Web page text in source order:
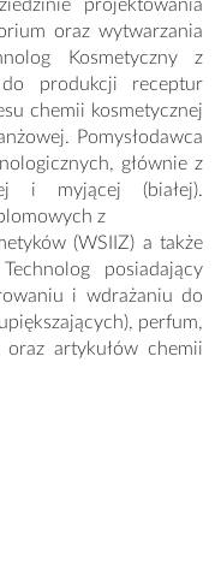
projektowania
oraz wytwarzania
Kosmetyczny z
produkcji receptur
chemii kosmetycznej
Pomysłodawca
głównie z
i myjącej (białej).
z
(WSIIZ) a także
posiadający
i wdrażaniu do
perfum,
artykułów chemii